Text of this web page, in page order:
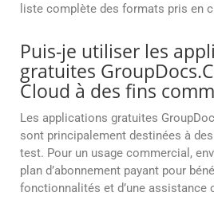
liste complète des formats pris en
Puis-je utiliser les
gratuites
Cloud à des fins
Les applications gratuites
sont principalement destinées à
test. Pour un usage commercial,
plan d’abonnement payant pour
fonctionnalités et d’une assistance